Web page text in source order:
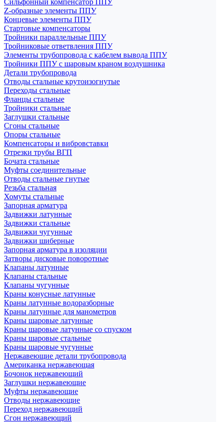
Cильфонный компенсатор ППУ
Z-образные элементы ППУ
Концевые элементы ППУ
Стартовые компенсаторы
Тройники параллельные ППУ
Тройниковые ответвления ППУ
Элементы трубопровода с кабелем вывода ППУ
Тройники ППУ с шаровым краном воздушника
Детали трубопровода
Отводы стальные крутоизогнутые
Переходы стальные
Фланцы стальные
Тройники стальные
Заглушки стальные
Сгоны стальные
Опоры стальные
Компенсаторы и вибровставки
Отрезки трубы ВГП
Бочата стальные
Муфты соединительные
Отводы стальные гнутые
Резьба стальная
Хомуты стальные
Запорная арматура
Задвижки латунные
Задвижки стальные
Задвижки чугунные
Задвижки шиберные
Запорная арматура в изоляции
Затворы дисковые поворотные
Клапаны латунные
Клапаны стальные
Клапаны чугунные
Краны конусные латунные
Краны латунные водоразборные
Краны латунные для манометров
Краны шаровые латунные
Краны шаровые латунные со спуском
Краны шаровые стальные
Краны шаровые чугунные
Нержавеющие детали трубопровода
Американка нержавеющая
Бочонок нержавеющий
Заглушки нержавеющие
Муфты нержавеющие
Отводы нержавеющие
Переход нержавеющий
Сгон нержавеющий